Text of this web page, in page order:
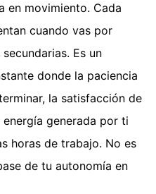
en movimiento. Cada
cuando vas por
Es un
donde la paciencia
la satisfacción de
generada por ti
horas de trabajo. No es
de tu autonomía en